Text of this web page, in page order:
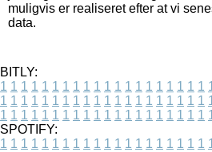
muligvis er realiseret efter at vi
data.
BITLY:
1 1 1 1 1 1 1 1 1 1 1 1 1 1 1 1 1 1 1 1
1 1 1 1 1 1 1 1 1 1 1 1 1 1 1 1 1 1 1 1
1 1 1 1 1 1 1 1 1 1 1 1 1 1 1 1 1 1 1 1
SPOTIFY:
1 1 1 1 1 1 1 1 1 1 1 1 1 1 1 1 1 1 1 1